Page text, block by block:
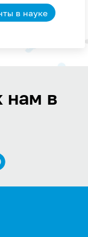
в науке
нам в